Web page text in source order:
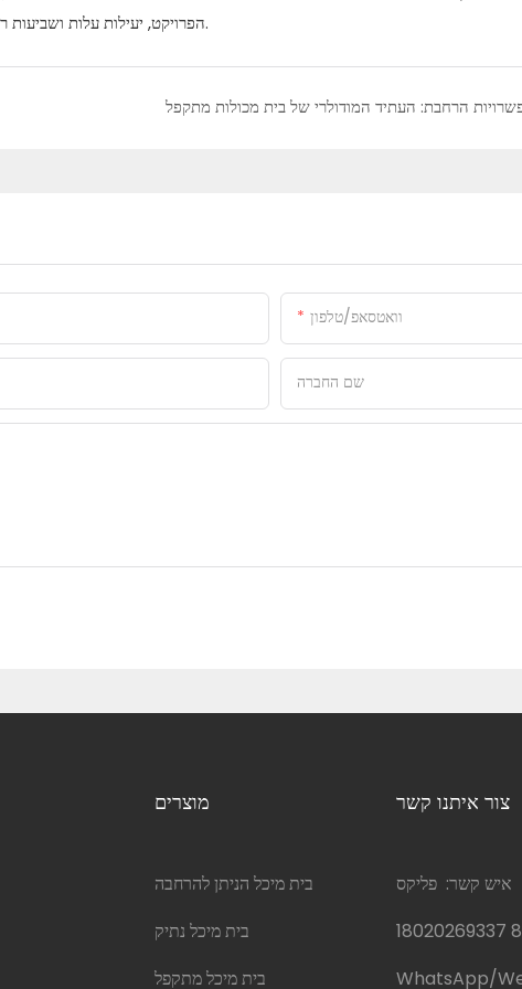
הפרויקט, יעילות עלות ושביעותאם יש לך בעיות דיור דומות למגוון כלשהו.
הרחבת: העתיד המודולרי של בית מכולות מתקפל
וואטסאפ/טלפון
שם החברה
מוצרים
בית מיכל הניתן להרחבה
בית מיכל נתיק
בית מיכל מתקפל
צור איתנו קשר
איש קשר: פליקס
WhatsApp/